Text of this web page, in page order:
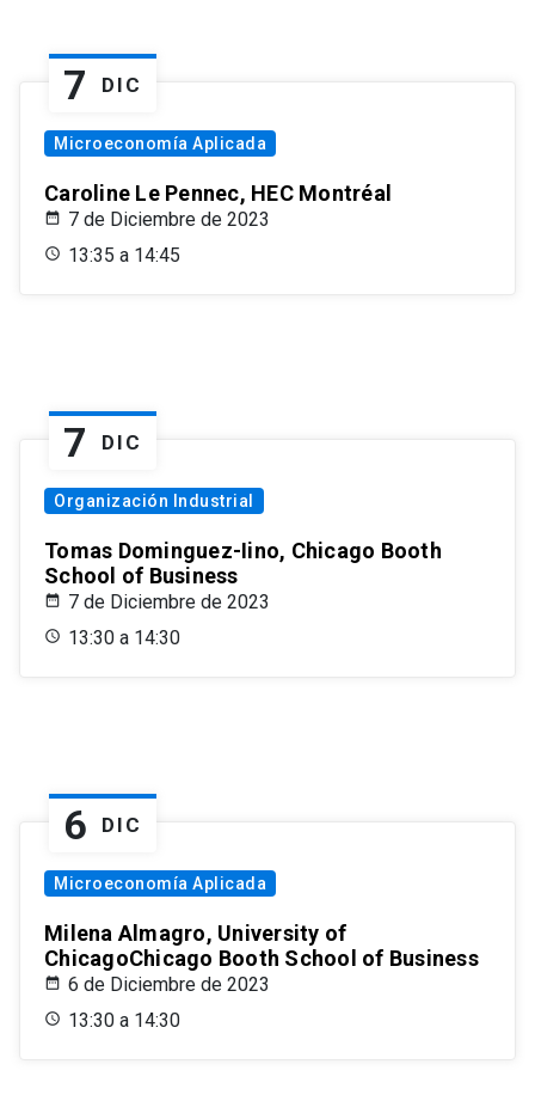
7 DIC
Microeconomía Aplicada
Caroline Le Pennec, HEC Montréal
7 de Diciembre de 2023
13:35 a 14:45
7 DIC
Organización Industrial
Tomas Dominguez-Iino, Chicago Booth
School of Business
7 de Diciembre de 2023
13:30 a 14:30
6 DIC
Microeconomía Aplicada
Milena Almagro, University of
ChicagoChicago Booth School of Business
6 de Diciembre de 2023
13:30 a 14:30